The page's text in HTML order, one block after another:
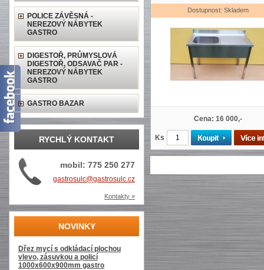
POLICE ZÁVĚSNÁ -
NEREZOVÝ NÁBYTEK
GASTRO
DIGESTOŘ, PRŮMYSLOVÁ
DIGESTOŘ, ODSAVAČ PAR -
NEREZOVÝ NÁBYTEK
GASTRO
GASTRO BAZAR
RYCHLÝ KONTAKT
mobil: 775 250 277
gastrosulc@gastrosulc.cz
Kontakty »
NOVINKY
Dřez mycí s odkládací plochou
vlevo, zásuvkou a policí
1000x600x900mm gastro
Dostupnost: Skladem
Cena: 16 000,-
Ks